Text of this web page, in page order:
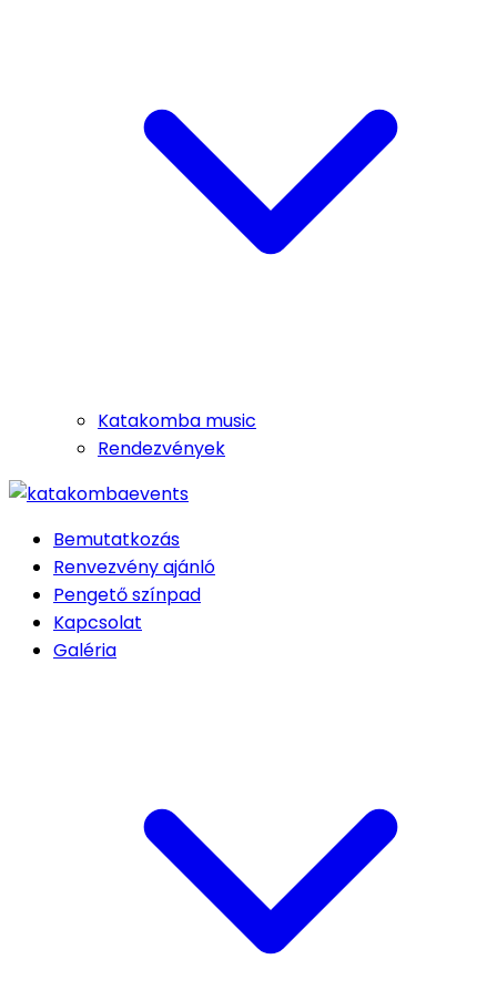
Katakomba music
Rendezvények
Bemutatkozás
Renvezvény ajánló
Pengető színpad
Kapcsolat
Galéria